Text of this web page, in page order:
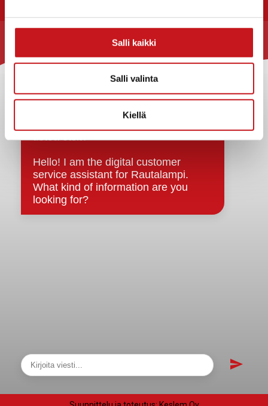
Salli kaikki
Salli valinta
Kiellä
Kuntainfo
Strategiat, ohjelmat, ohjeet, suunnitelmat, säännöt ja
Asiakirjajulkisuuskuvaus
Evästeet
Saavutettavuusseloste
Tietosuoja
Tietosuojaselosteet